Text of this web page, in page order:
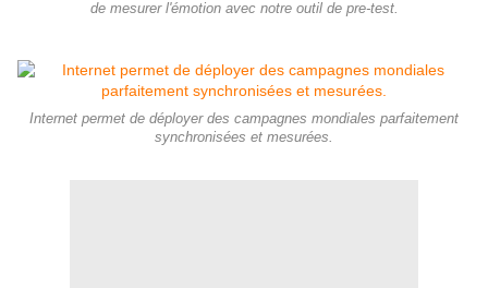
de mesurer l'émotion avec notre outil de pre-test.
Internet permet de déployer des campagnes mondiales parfaitement
synchronisées et mesurées.